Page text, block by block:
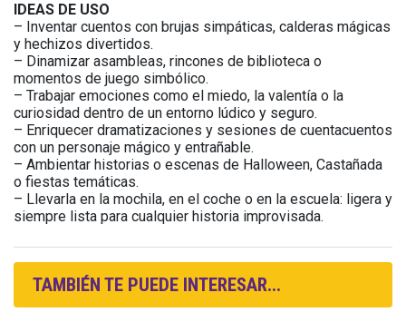
IDEAS DE USO
– Inventar cuentos con brujas simpáticas, calderas mágicas
y hechizos divertidos.
– Dinamizar asambleas, rincones de biblioteca o
momentos de juego simbólico.
– Trabajar emociones como el miedo, la valentía o la
curiosidad dentro de un entorno lúdico y seguro.
– Enriquecer dramatizaciones y sesiones de cuentacuentos
con un personaje mágico y entrañable.
– Ambientar historias o escenas de Halloween, Castañada
o fiestas temáticas.
– Llevarla en la mochila, en el coche o en la escuela: ligera y
siempre lista para cualquier historia improvisada.
TAMBIÉN TE PUEDE INTERESAR...